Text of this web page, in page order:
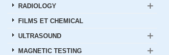
RADIOLOGY
FILMS ET CHEMICAL
ULTRASOUND
MAGNETIC TESTING